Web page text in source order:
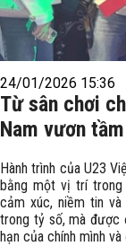
24/01/2026 15:36
Từ sân chơi
Nam vươn tầm
Hành trình của U23
bằng một vị trí trong
cảm xúc, niềm tin
trong tỷ số, mà được
hạn của chính mình